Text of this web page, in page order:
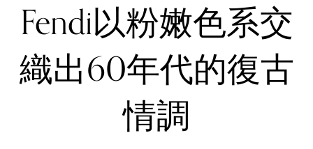
Fendi以粉嫩色系交
織出60年代的復古
情調